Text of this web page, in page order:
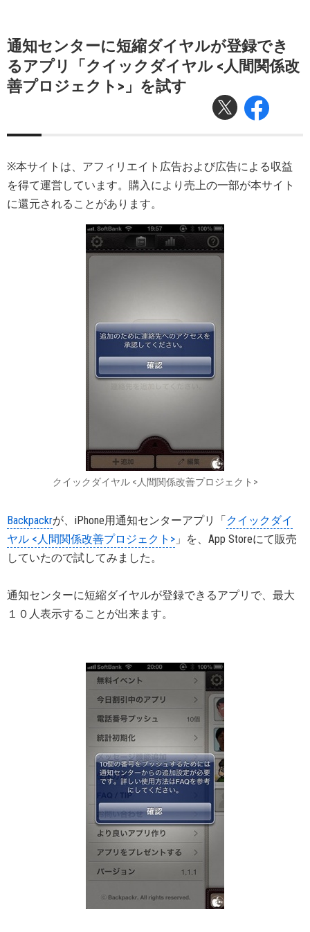
通知センターに短縮ダイヤルが登録でき
るアプリ「クイックダイヤル <人間関係改
善プロジェクト>」を試す
※本サイトは、アフィリエイト広告および広告による収益
を得て運営しています。購入により売上の一部が本サイト
に還元されることがあります。
クイックダイヤル <人間関係改善プロジェクト>
Backpackrが、iPhone用通知センターアプリ「クイックダイ
ヤル <人間関係改善プロジェクト> 」を、App Storeにて販売
していたので試してみました。
通知センターに短縮ダイヤルが登録できるアプリで、最大
１０人表示することが出来ます。